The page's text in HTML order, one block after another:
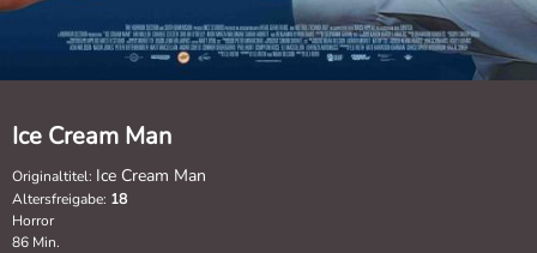
Ice Cream Man
Originaltitel: Ice Cream Man
Altersfreigabe: 18
Horror
86 Min.